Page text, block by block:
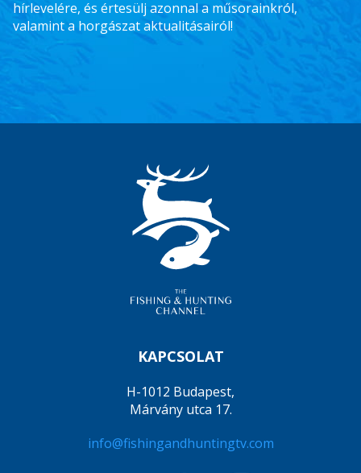
hírlevelére, és értesülj azonnal a műsorainkról,
valamint a horgászat aktualitásairól!
KAPCSOLAT
H-1012 Budapest,
Márvány utca 17.
info@fishingandhuntingtv.com